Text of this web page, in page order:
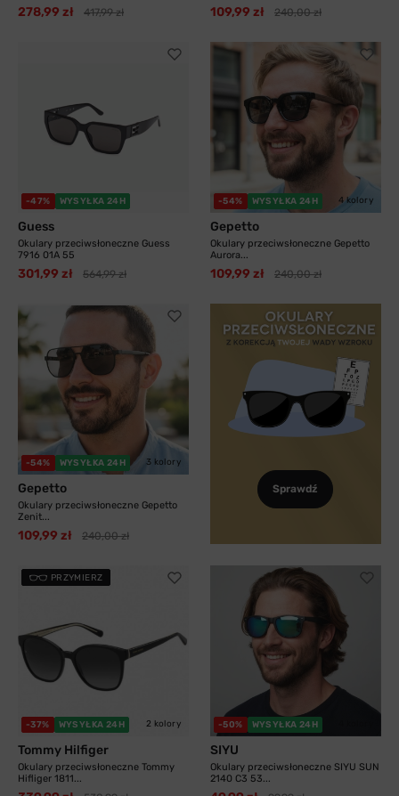
278,99 zł 417,99 zł 109,99 zł 240,00 zł
-47% WYSYŁKA 24H
Guess
Okulary przeciwsłoneczne Guess
7916 01A 55
301,99 zł 564,99 zł
-54% WYSYŁKA 24H 4 kolory
Gepetto
Okulary przeciwsłoneczne Gepetto
Aurora...
109,99 zł 240,00 zł
-54% WYSYŁKA 24H 3 kolory
Gepetto
Okulary przeciwsłoneczne Gepetto
Zenit...
109,99 zł 240,00 zł
Sprawdź
PRZYMIERZ
-37% WYSYŁKA 24H 2 kolory
Tommy Hilfiger
Okulary przeciwsłoneczne Tommy
Hifliger 1811...
-50% WYSYŁKA 24H
SIYU
Okulary przeciwsłoneczne SIYU SUN
2140 C3 53...